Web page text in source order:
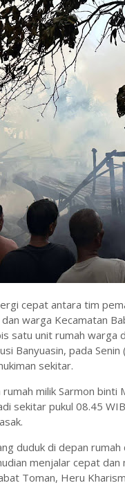
cepat antara tim
warga Kecamatan
satu unit rumah warga
Banyuasin, pada
sekitar.
milik Sarmon binti
sekitar pukul 08.45
duduk di depan
menjalar cepat
Toman, Heru